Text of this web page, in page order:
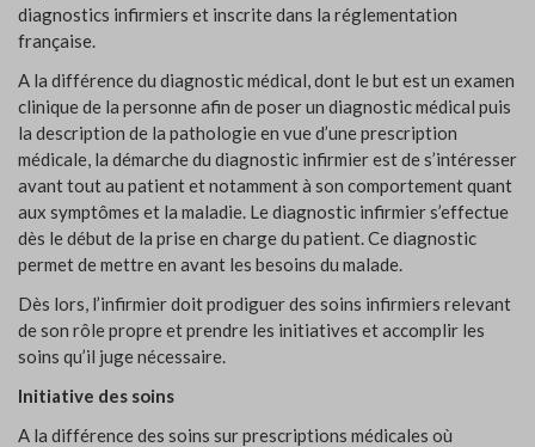
diagnostics infirmiers et inscrite dans la réglementation
française.
A la différence du diagnostic médical, dont le but est un examen
clinique de la personne afin de poser un diagnostic médical puis
la description de la pathologie en vue d’une prescription
médicale, la démarche du diagnostic infirmier est de s’intéresser
avant tout au patient et notamment à son comportement quant
aux symptômes et la maladie. Le diagnostic infirmier s’effectue
dès le début de la prise en charge du patient. Ce diagnostic
permet de mettre en avant les besoins du malade.
Dès lors, l’infirmier doit prodiguer des soins infirmiers relevant
de son rôle propre et prendre les initiatives et accomplir les
soins qu’il juge nécessaire.
Initiative des soins
A la différence des soins sur prescriptions médicales où